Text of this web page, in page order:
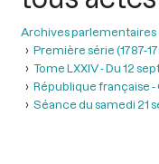
Archives parlementaires
Première série (1787-
Tome LXXIV - Du 12
République française
Séance du samedi 21